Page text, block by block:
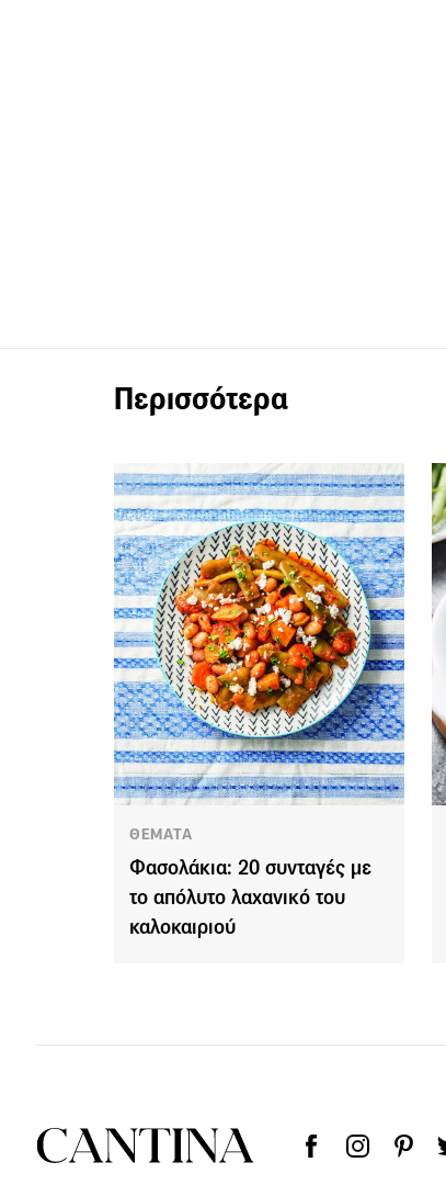
Περισσότερα
ΘΕΜΑΤΑ
Φασολάκια: 20 συνταγές με
το απόλυτο λαχανικό του
καλοκαιριού